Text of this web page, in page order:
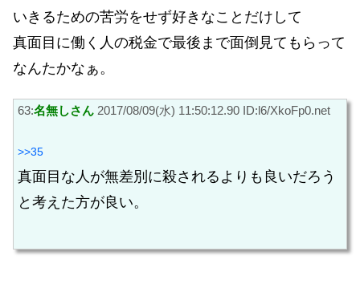
いきるための苦労をせず好きなことだけして
真面目に働く人の税金で最後まで面倒見てもらって
なんたかなぁ。
63:名無しさん 2017/08/09(水) 11:50:12.90 ID:l6/XkoFp0.net
>>35
真面目な人が無差別に殺されるよりも良いだろう
と考えた方が良い。